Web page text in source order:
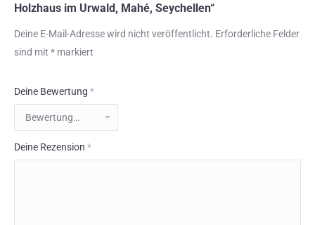
Holzhaus im Urwald, Mahé, Seychellen“
Deine E-Mail-Adresse wird nicht veröffentlicht. Erforderliche Felder
sind mit * markiert
Deine Bewertung *
Deine Rezension *